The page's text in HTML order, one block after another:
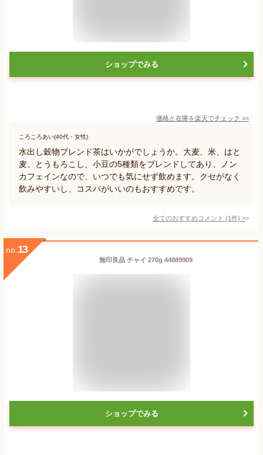
ショップでみる
価格と在庫を楽天でチェック >>
ころころあい(40代・女性)
水出し穀物ブレンド茶はいかがでしょうか。大麦、米、はと
麦、とうもろこし、小豆の5種類をブレンドしてあり、ノン
カフェインなので、いつでも気にせず飲めます。クセがなく
飲みやすいし、コスパがいいのもおすすめです。
全てのおすすめコメント (1件) >
no. 13
無印良品 チャイ 270g 44889909
ショップでみる